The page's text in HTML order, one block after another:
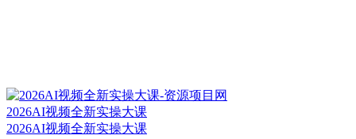
2026AI视频全新实操大课
2026AI视频全新实操大课